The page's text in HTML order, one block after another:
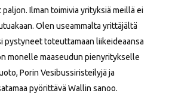
Ilman toimivia yrityksiä meillä ei
Olen useammalta yrittäjältä
pystyneet toteuttamaan liikeideaansa
monelle maaseudun pienyritykselle
Porin Vesibussiristeilyjä ja
pyörittävä Wallin sanoo.